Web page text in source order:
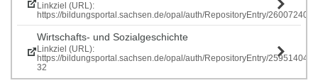
Linkziel (URL):
https://bildungsportal.sachsen.de/opal/auth/RepositoryEntry/
Wirtschafts- und Sozialgeschichte
Linkziel (URL):
https://bildungsportal.sachsen.de/opal/auth/RepositoryEntry/
32